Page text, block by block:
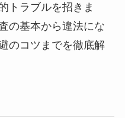
トラブルを招きま
の基本から違法にな
のコツまでを徹底解